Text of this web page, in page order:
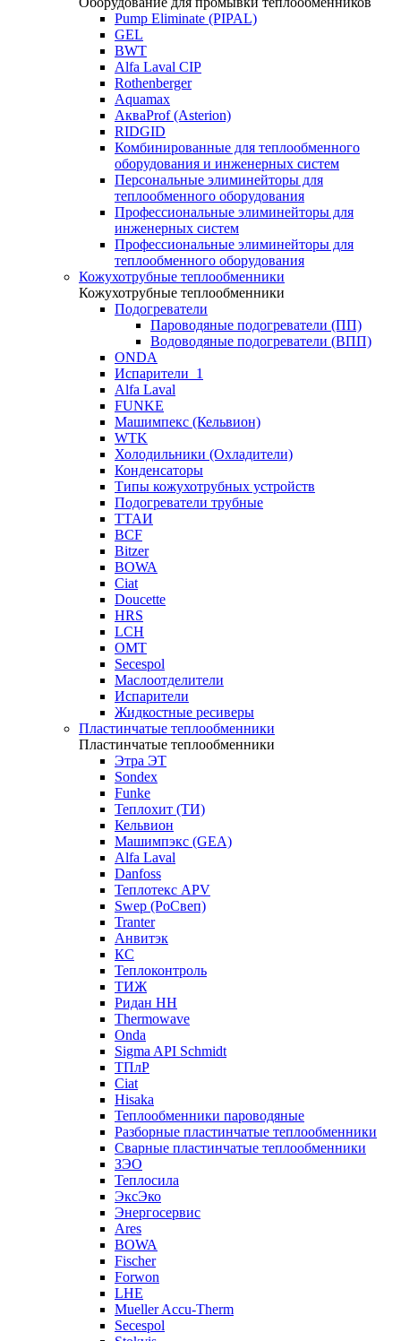
Pump Eliminate (PIPAL)
GEL
BWT
Alfa Laval CIP
Rothenberger
Aquamax
АкваProf (Asterion)
RIDGID
Комбинированные для теплообменного
оборудования и инженерных систем
Персональные элиминейторы для
теплообменного оборудования
Профессиональные элиминейторы для
инженерных систем
Профессиональные элиминейторы для
теплообменного оборудования
Кожухотрубные теплообменники
Кожухотрубные теплообменники
Подогреватели
Пароводяные подогреватели (ПП)
Водоводяные подогреватели (ВПП)
ONDA
Испарители_1
Alfa Laval
FUNKE
Машимпекс (Кельвион)
WTK
Холодильники (Охладители)
Конденсаторы
Типы кожухотрубных устройств
Подогреватели трубные
ТТАИ
BCF
Bitzer
BOWA
Ciat
Doucette
HRS
LCH
OMT
Secespol
Маслоотделители
Испарители
Жидкостные ресиверы
Пластинчатые теплообменники
Пластинчатые теплообменники
Этра ЭТ
Sondex
Funke
Теплохит (ТИ)
Кельвион
Машимпэкс (GEA)
Alfa Laval
Danfoss
Теплотекс APV
Swep (РоСвеп)
Tranter
Анвитэк
КС
Теплоконтроль
ТИЖ
Ридан НН
Thermowave
Onda
Sigma API Schmidt
ТПлР
Ciat
Hisaka
Теплообменники пароводяные
Разборные пластинчатые теплообменники
Сварные пластинчатые теплообменники
ЗЭО
Теплосила
ЭксЭко
Энергосервис
Ares
BOWA
Fischer
Forwon
LHE
Mueller Accu-Therm
Secespol